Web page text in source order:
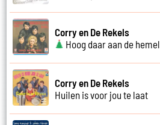
Corry en De Rekels
Hoog daar aan de hemel
Corry en De Rekels
Huilen is voor jou te laat